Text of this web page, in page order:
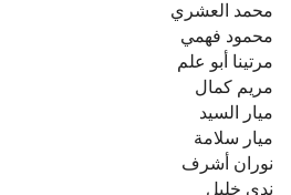
محمد العشري
محمود فهمي
مرتينا أبو علم
مريم كمال
ميار السيد
ميار سلامة
نوران أشرف
ندى خليل